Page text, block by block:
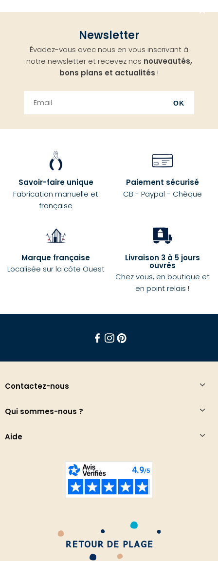
Newsletter
Évadez-vous avec nous en vous inscrivant à
notre newsletter et recevez nos nouveautés,
bons plans et actualités !
OK
Savoir-faire unique
Fabrication manuelle et
française
Paiement sécurisé
CB - Paypal - Chèque
Marque française
Localisée sur la côte Ouest
Livraison 3 à 5 jours
ouvrés
Chez vous, en boutique et
en point relais !
Contactez-nous
Qui sommes-nous ?
Aide